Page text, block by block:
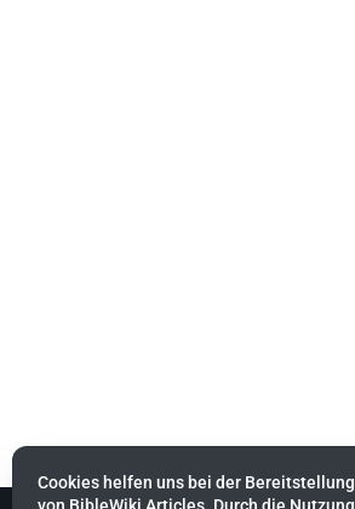
Cookies helfen uns bei der Bereitstellung